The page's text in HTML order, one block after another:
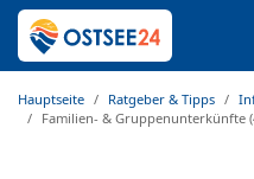
Hauptseite Ratgeber & Tipps
Familien- & Gruppenunterkünfte